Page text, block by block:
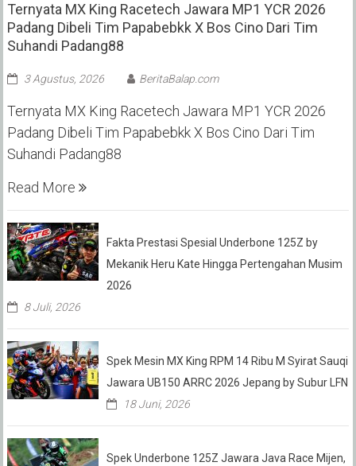
Ternyata MX King Racetech Jawara MP1 YCR 2026
Padang Dibeli Tim Papabebkk X Bos Cino Dari Tim
Suhandi Padang88
3 Agustus, 2026 BeritaBalap.com
Ternyata MX King Racetech Jawara MP1 YCR 2026
Padang Dibeli Tim Papabebkk X Bos Cino Dari Tim
Suhandi Padang88
Read More
Fakta Prestasi Spesial Underbone 125Z by
Mekanik Heru Kate Hingga Pertengahan Musim
2026
8 Juli, 2026
Spek Mesin MX King RPM 14 Ribu M Syirat Sauqi
Jawara UB150 ARRC 2026 Jepang by Subur LFN
18 Juni, 2026
Spek Underbone 125Z Jawara Java Race Mijen,